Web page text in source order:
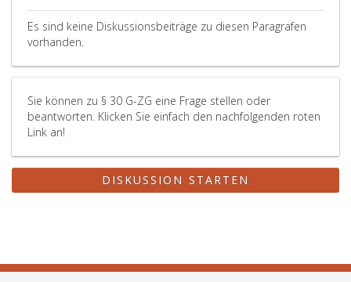
Es sind keine Diskussionsbeiträge zu diesen Paragrafen
vorhanden.
Sie können zu § 30 G-ZG eine Frage stellen oder
beantworten. Klicken Sie einfach den nachfolgenden roten
Link an!
DISKUSSION STARTEN